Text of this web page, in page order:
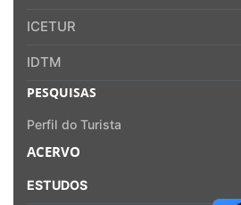
ICETUR
IDTM
PESQUISAS
Perfil do Turista
ACERVO
ESTUDOS